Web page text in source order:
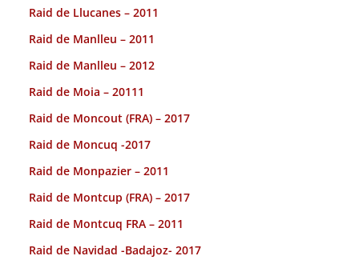
Raid de Llucanes – 2011
Raid de Manlleu – 2011
Raid de Manlleu – 2012
Raid de Moia – 20111
Raid de Moncout (FRA) – 2017
Raid de Moncuq -2017
Raid de Monpazier – 2011
Raid de Montcup (FRA) – 2017
Raid de Montcuq FRA – 2011
Raid de Navidad -Badajoz- 2017